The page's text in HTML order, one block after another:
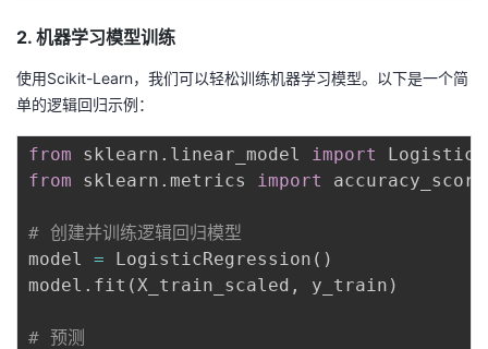
2. 机器学习模型训练
使用Scikit-Learn，我们可以轻松训练机器学习模型。以下是一个简
单的逻辑回归示例：
from sklearn . linear_model
import
from sklearn . metrics import accuracy_score
# 创建并训练逻辑回归模型
model = LogisticRegression ( )
model . fit ( X_train_scaled , y_train )
# 预测